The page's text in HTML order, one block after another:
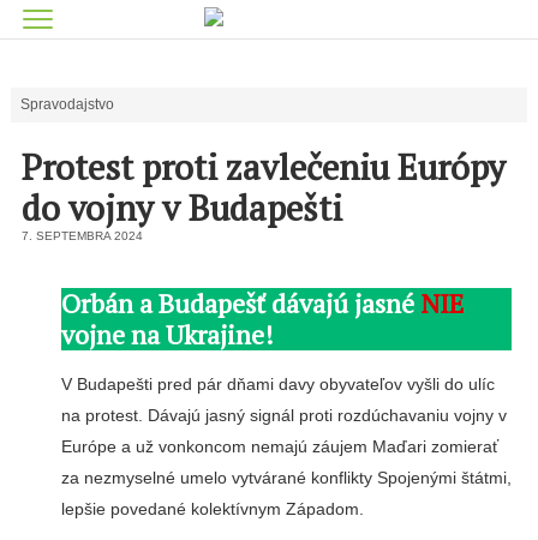
Spravodajstvo
Protest proti zavlečeniu Európy
do vojny v Budapešti
7. SEPTEMBRA 2024
Orbán a Budapešť dávajú jasné NIE
vojne na Ukrajine!
V Budapešti pred pár dňami davy obyvateľov vyšli do ulíc
na protest. Dávajú jasný signál proti rozdúchavaniu vojny v
Európe a už vonkoncom nemajú záujem Maďari zomierať
za nezmyselné umelo vytvárané konflikty Spojenými štátmi,
lepšie povedané kolektívnym Západom.